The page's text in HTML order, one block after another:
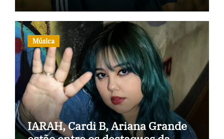
Música
IARAH, Cardi B, Ariana Grande